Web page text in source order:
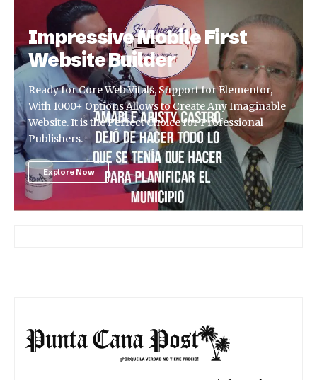
Impressive Mobile First
Website Builder
Ready for Core Web Vitals, Support for Elementor,
With 1000+ Options Allows to Create Any Imaginable
Website. It is the Perfect Choice for Professional
Publishers.
Explore Now